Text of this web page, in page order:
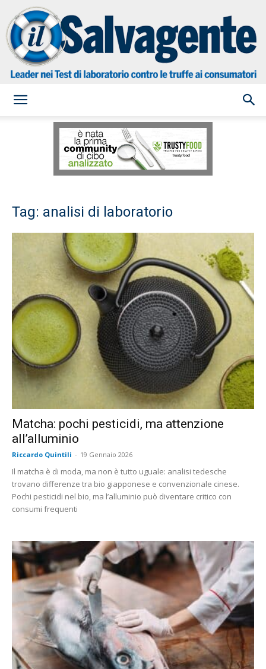
Salvagente
Tag: analisi di laboratorio
Matcha: pochi pesticidi, ma attenzione
all’alluminio
Riccardo Quintili - 19 Gennaio 2026
Il matcha è di moda, ma non è tutto uguale: analisi tedesche
trovano differenze tra bio giapponese e convenzionale cinese.
Pochi pesticidi nel bio, ma l’alluminio può diventare critico con
consumi frequenti